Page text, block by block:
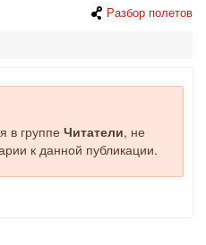
Разбор полетов
в группе Читатели, не
к данной публикации.